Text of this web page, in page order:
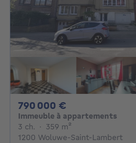
790 000 €
Immeuble à appartements
3 ch. 3 chambres
· 359 m²
1200 Woluwe-Saint-Lambert